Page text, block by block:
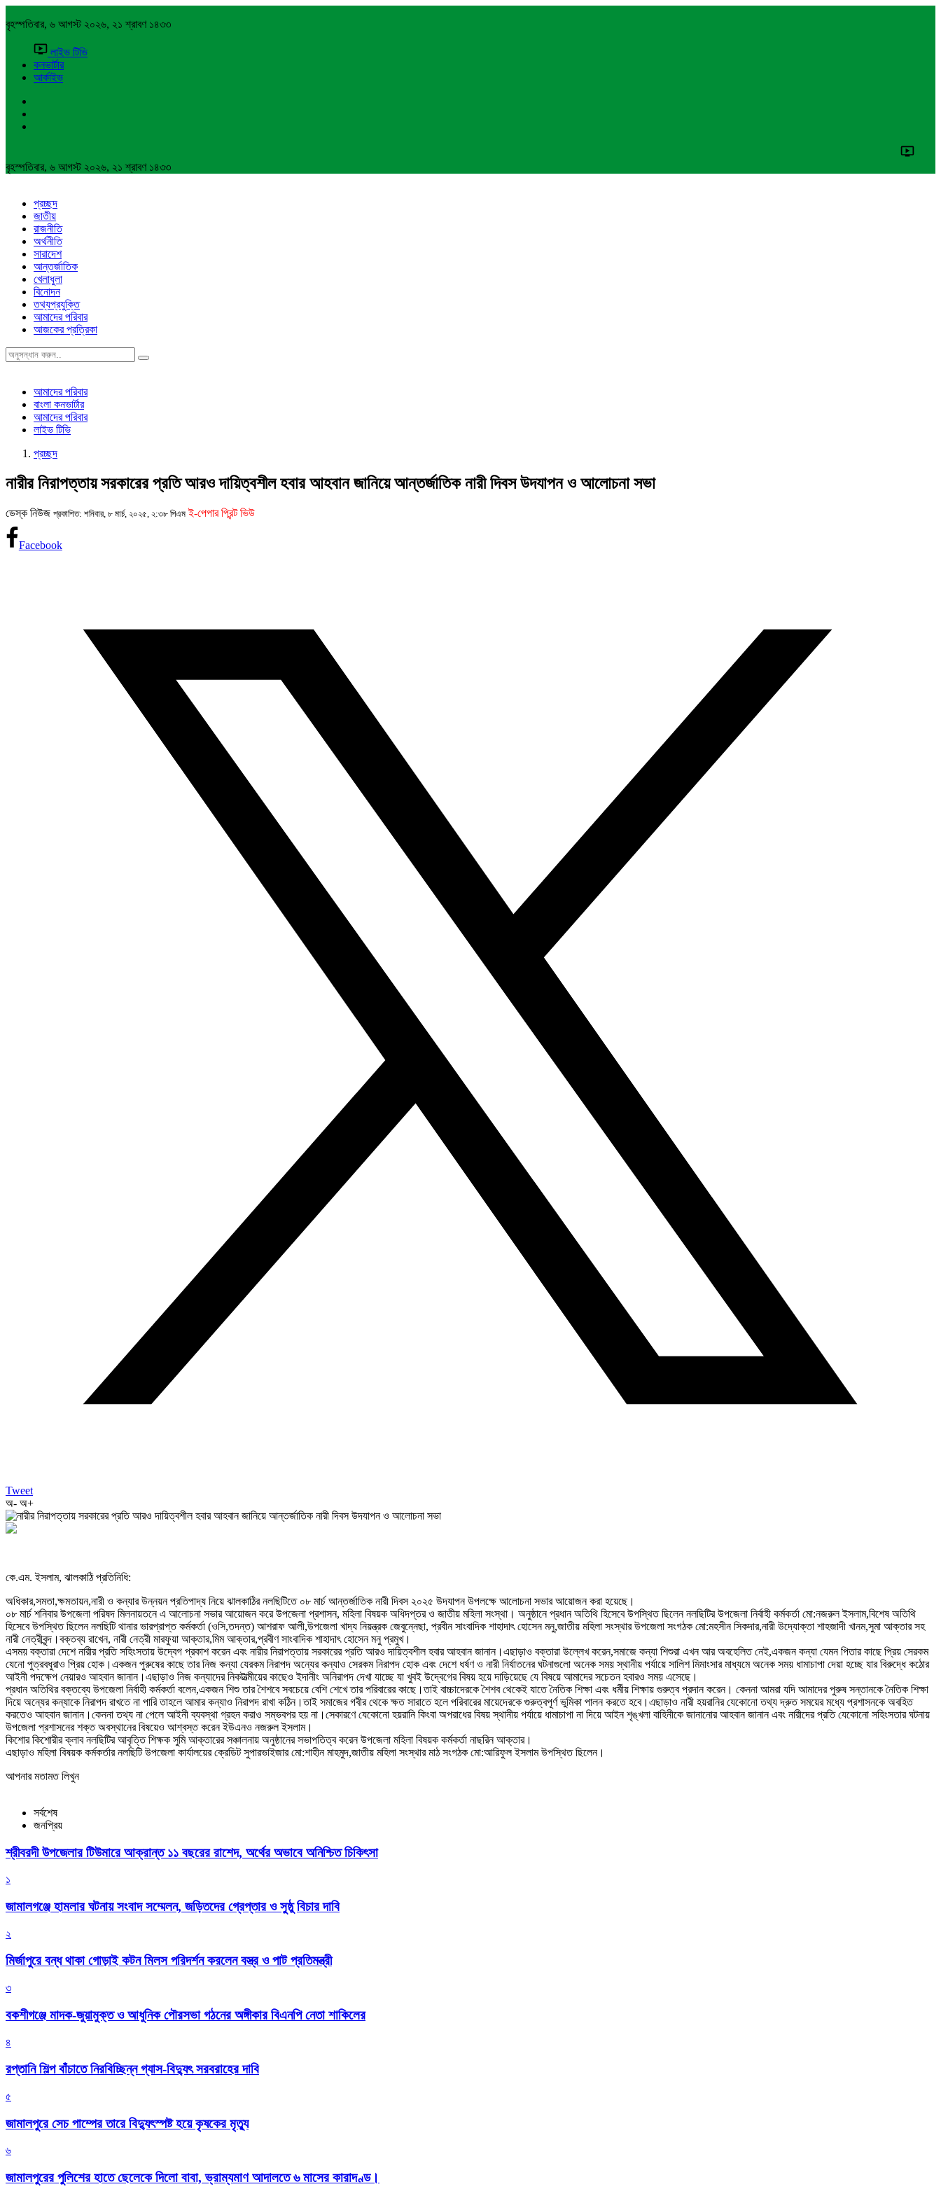
বৃহস্পতিবার, ৬ আগস্ট ২০২৬, ২১ শ্রাবণ ১৪৩৩
লাইভ টিভি
কনভার্টার
আর্কাইভ
বৃহস্পতিবার, ৬ আগস্ট ২০২৬, ২১ শ্রাবণ ১৪৩৩
প্রচ্ছদ
জাতীয়
রাজনীতি
অর্থনীতি
সারাদেশ
আন্তর্জাতিক
খেলাধুলা
বিনোদন
তথ্যপ্রযুক্তি
আমাদের পরিবার
আজকের প্রত্রিকা
আমাদের পরিবার
বাংলা কনভার্টার
আমাদের পরিবার
লাইভ টিভি
প্রচ্ছদ
নারীর নিরাপত্তায় সরকারের প্রতি আরও দায়িত্বশীল হবার আহবান জানিয়ে আন্তর্জাতিক নারী দিবস উদযাপন ও আলোচনা সভা
ডেস্ক নিউজ প্রকাশিত: শনিবার, ৮ মার্চ, ২০২৫, ২:৩৮ পিএম ই-পেপার প্রিন্ট ভিউ
Facebook
Tweet
অ- অ+
কে.এম. ইসলাম, ঝালকাঠি প্রতিনিধি:
অধিকার,সমতা,ক্ষমতায়ন,নারী ও কন্যার উন্নয়ন প্রতিপাদ্য নিয়ে ঝালকাঠির নলছিটিতে ০৮ মার্চ আন্তর্জাতিক নারী দিবস ২০২৫ উদযাপন উপলক্ষে আলোচনা সভার আয়োজন করা হয়েছে।
০৮ মার্চ শনিবার উপজেলা পরিষদ মিলনায়তনে এ আলোচনা সভার আয়োজন করে উপজেলা প্রশাসন, মহিলা বিষয়ক অধিদপ্তর ও জাতীয় মহিলা সংস্থা। অনুষ্ঠানে প্রধান অতিথি হিসেবে উপস্থিত ছিলেন নলছিটির উপজেলা নির্বাহী কর্মকর্তা মো:নজরুল ইসলাম,বিশেষ অতিথি
হিসেবে উপস্থিত ছিলেন নলছিটি থানার ভারপ্রাপ্ত কর্মকর্তা (ওসি,তদন্ত) আশরাফ আলী,উপজেলা খাদ্য নিয়ন্ত্রক জেবুন্নেছা, প্রবীন সাংবাদিক শাহাদাৎ হোসেন মনু,জাতীয় মহিলা সংস্থার উপজেলা সংগঠক মো:মহসীন সিকদার,নারী উদ্যোক্তা শাহজাদী খানম,সুমা আক্তার সহ
নারী নেত্রীবৃন্দ।বক্তব্য রাখেন, নারী নেত্রী মারফুয়া আক্তার,মিম আক্তার,প্রবীণ সাংবাদিক শাহাদাৎ হোসেন মনু প্রমুখ।
এসময় বক্তারা দেশে নারীর প্রতি সহিংসতায় উদ্বেগ প্রকাশ করেন এবং নারীর নিরাপত্তায় সরকারের প্রতি আরও দায়িত্বশীল হবার আহবান জানান।এছাড়াও বক্তারা উল্লেখ করেন,সমাজে কন্যা শিশুরা এখন আর অবহেলিত নেই,একজন কন্যা যেমন পিতার কাছে প্রিয় সেরকম
যেনো পুত্রবধুরাও প্রিয় হোক।একজন পুরুষের কাছে তার নিজ কন্যা যেরকম নিরাপদ অন্যের কন্যাও সেরকম নিরাপদ হোক এবং দেশে ধর্ষণ ও নারী নির্যাতনের ঘটনাগুলো অনেক সময় স্থানীয় পর্যায়ে সালিশ মিমাংসার মাধ্যমে অনেক সময় ধামাচাপা দেয়া হচ্ছে যার বিরুদ্ধে কঠোর
আইনী পদক্ষেপ নেয়ারও আহবান জানান।এছাড়াও নিজ কন্যাদের নিকটাত্মীয়ের কাছেও ইদানীং অনিরাপদ দেখা যাচ্ছে যা খুবই উদ্বেগের বিষয় হয়ে দাড়িয়েছে যে বিষয়ে আমাদের সচেতন হবারও সময় এসেছে।
প্রধান অতিথির বক্তব্যে উপজেলা নির্বাহী কর্মকর্তা বলেন,একজন শিশু তার শৈশবে সবচেয়ে বেশি শেখে তার পরিবারের কাছে।তাই বাচ্চাদেরকে শৈশব থেকেই যাতে নৈতিক শিক্ষা এবং ধর্মীয় শিক্ষায় গুরুত্ব প্রদান করেন। কেননা আমরা যদি আমাদের পুরুষ সন্তানকে নৈতিক শিক্ষা
দিয়ে অন্যের কন্যাকে নিরাপদ রাখতে না পারি তাহলে আমার কন্যাও নিরাপদ রাখা কঠিন।তাই সমাজের গবীর থেকে ক্ষত সারাতে হলে পরিবারের মায়েদেরকে গুরুত্বপূর্ণ ভুমিকা পালন করতে হবে।এছাড়াও নারী হয়রানির যেকোনো তথ্য দ্রুত সময়ের মধ্যে প্রশাসনকে অবহিত
করতেও আহবান জানান।কেননা তথ্য না পেলে আইনী ব্যবস্থা গ্রহন করাও সম্ভবপর হয় না।সেকারণে যেকোনো হয়রানি কিংবা অপরাধের বিষয় স্থানীয় পর্যায়ে ধামাচাপা না দিয়ে আইন শৃঙ্খলা বাহিনীকে জানানোর আহবান জানান এবং নারীদের প্রতি যেকোনো সহিংসতার ঘটনায়
উপজেলা প্রশাসনের শক্ত অবস্থানের বিষয়েও আশ্বস্ত করেন ইউএনও নজরুল ইসলাম।
কিশোর কিশোরীর ক্লাব নলছিটির আবৃত্তি শিক্ষক সুমি আক্তারের সঞ্চালনায় অনুষ্ঠানের সভাপতিত্ব করেন উপজেলা মহিলা বিষয়ক কর্মকর্তা নাছরিন আক্তার।
এছাড়াও মহিলা বিষয়ক কর্মকর্তার নলছিটি উপজেলা কার্যালয়ের ক্রেডিট সুপারভাইজার মো:শাহীন মাহমুদ,জাতীয় মহিলা সংস্থার মাঠ সংগঠক মো:আরিফুল ইসলাম উপস্থিত ছিলেন।
আপনার মতামত লিখুন
সর্বশেষ
জনপ্রিয়
শ্রীবরদী উপজেলার টিউমারে আক্রান্ত ১১ বছরের রাশেদ, অর্থের অভাবে অনিশ্চিত চিকিৎসা
১
জামালগঞ্জে হামলার ঘটনায় সংবাদ সম্মেলন, জড়িতদের গ্রেপ্তার ও সুষ্ঠু বিচার দাবি
২
মির্জাপুরে বন্ধ থাকা গোড়াই কটন মিলস পরিদর্শন করলেন বস্ত্র ও পাট প্রতিমন্ত্রী
৩
বকশীগঞ্জে মাদক-জুয়ামুক্ত ও আধুনিক পৌরসভা গঠনের অঙ্গীকার বিএনপি নেতা শাকিলের
৪
রপ্তানি শিল্প বাঁচাতে নিরবিচ্ছিন্ন গ্যাস-বিদ্যুৎ সরবরাহের দাবি
৫
জামালপুরে সেচ পাম্পের তারে বিদ্যুৎস্পষ্ট হয়ে কৃষকের মৃত্যু
৬
জামালপুরের পুলিশের হাতে ছেলেকে দিলো বাবা, ভ্রাম্যমাণ আদালতে ৬ মাসের কারাদণ্ড।